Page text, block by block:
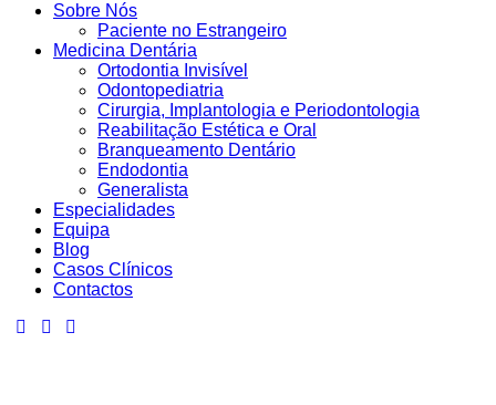
Sobre Nós
Paciente no Estrangeiro
Medicina Dentária
Ortodontia Invisível
Odontopediatria
Cirurgia, Implantologia e Periodontologia
Reabilitação Estética e Oral
Branqueamento Dentário
Endodontia
Generalista
Especialidades
Equipa
Blog
Casos Clínicos
Contactos